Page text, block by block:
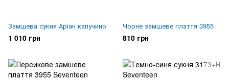
Замшева сукня Аріан капучино
1 010 грн
Чорне замшеве плаття 3955
810 грн